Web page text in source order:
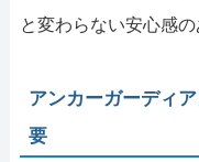
と変わらない安心感
アンカーガーディ
要